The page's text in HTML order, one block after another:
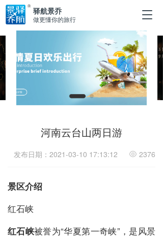
T
l
e
n
a
o
驿航景乔
做更懂你的旅行
河南云台山两日游
发布日期：2021-03-10 17:13:12 2376
景区介绍
红石峡
红石峡被誉为“华夏第一奇峡”，是风景